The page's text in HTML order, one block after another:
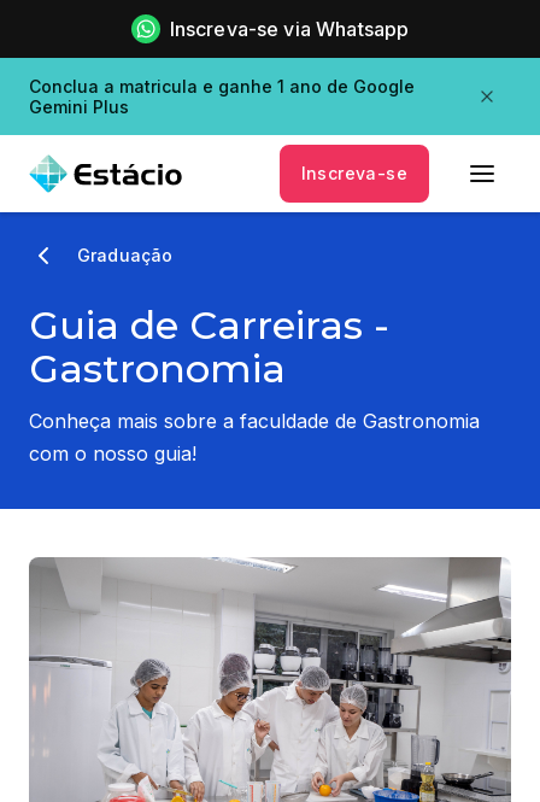
Inscreva-se via Whatsapp
Conclua a matricula e ganhe 1 ano de Google
Gemini Plus
Inscreva-se
Graduação
Guia de Carreiras -
Gastronomia
Conheça mais sobre a faculdade de Gastronomia
com o nosso guia!